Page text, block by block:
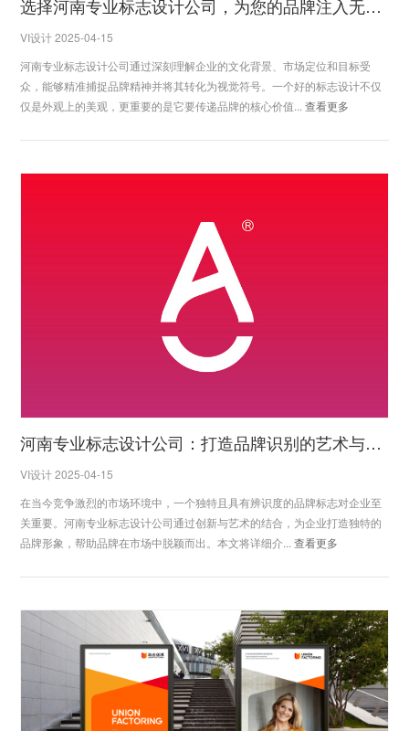
选择河南专业标志设计公司，为您的品牌注入无限活力
VI设计 2025-04-15
河南专业标志设计公司通过深刻理解企业的文化背景、市场定位和目标受
众，能够精准捕捉品牌精神并将其转化为视觉符号。一个好的标志设计不仅
仅是外观上的美观，更重要的是它要传递品牌的核心价值...查看更多
河南专业标志设计公司：打造品牌识别的艺术与创新
VI设计 2025-04-15
在当今竞争激烈的市场环境中，一个独特且具有辨识度的品牌标志对企业至
关重要。河南专业标志设计公司通过创新与艺术的结合，为企业打造独特的
品牌形象，帮助品牌在市场中脱颖而出。本文将详细介...查看更多